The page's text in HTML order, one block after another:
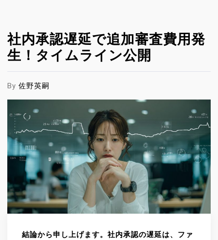
社内承認遅延で追加審査費用発
生！タイムライン公開
By 佐野英嗣
結論から申し上げます。社内承認の遅延は、ファ